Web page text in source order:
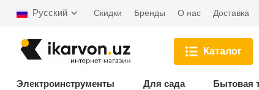
Русский Скидки Бренды О нас Доставка
Каталог
Электроинструменты Для сада Бытовая